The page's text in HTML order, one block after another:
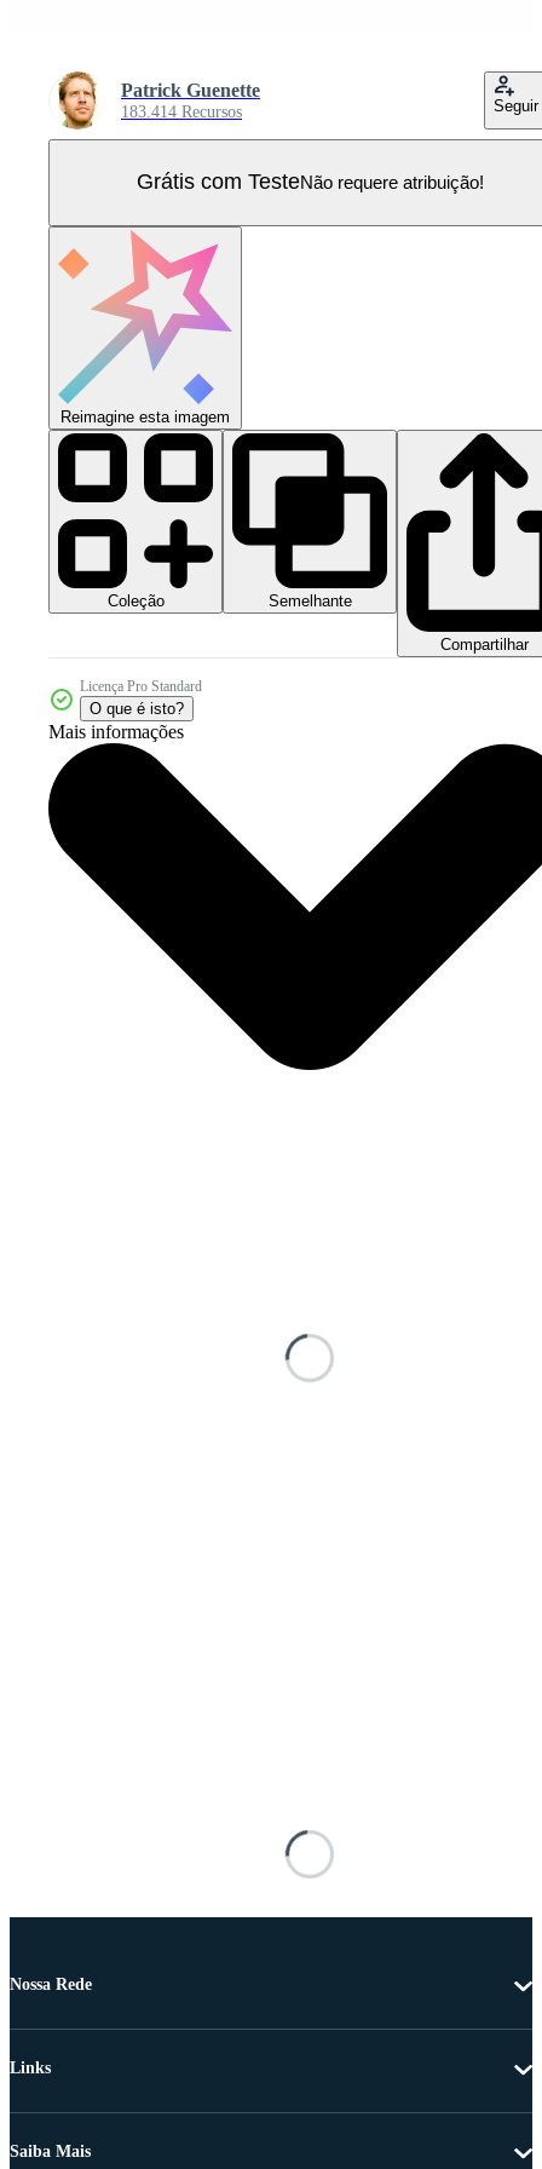
Patrick Guenette
183.414 Recursos Seguir
Grátis com TesteNão requere atribuição!
Reimagine esta imagem
Coleção Semelhante
Compartilhar
Licença Pro Standard
O que é isto?
Mais informações
Nossa Rede
Links
Saiba Mais